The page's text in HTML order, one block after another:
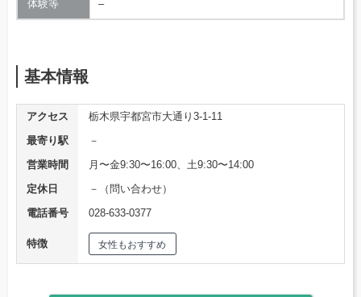
体験等 –
基本情報
アクセス
栃木県宇都宮市大通り3-1-11
最寄り駅
－
営業時間
月〜金9:30〜16:00、土9:30〜14:00
定休日
－（問い合わせ）
電話番号
028-633-0377
特徴 女性もおすすめ